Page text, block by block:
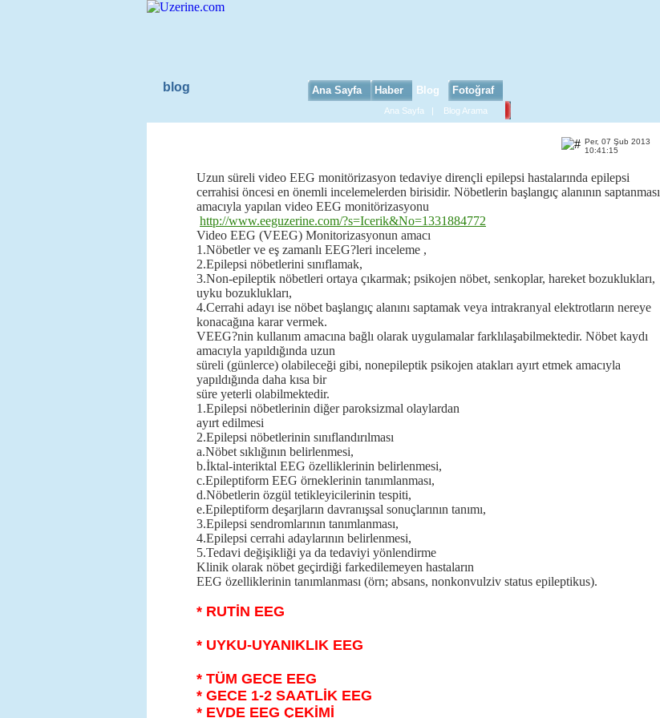
blog Ana Sayfa Haber Blog Fotoğraf
Ana Sayfa | Blog Arama
Per, 07 Şub 2013
10:41:15
Uzun süreli video EEG monitörizasyon tedaviye dirençli epilepsi hastalarında epilepsi
cerrahisi öncesi en önemli incelemelerden birisidir. Nöbetlerin başlangıç alanının saptanması
amacıyla yapılan video EEG monitörizasyonu
http://www.eeguzerine.com/?s=Icerik&No=1331884772
Video EEG (VEEG) Monitorizasyonun amacı
1.Nöbetler ve eş zamanlı EEG?leri inceleme ,
2.Epilepsi nöbetlerini sınıflamak,
3.Non-epileptik nöbetleri ortaya çıkarmak; psikojen nöbet, senkoplar, hareket bozuklukları,
uyku bozuklukları,
4.Cerrahi adayı ise nöbet başlangıç alanını saptamak veya intrakranyal elektrotların nereye
konacağına karar vermek.
VEEG?nin kullanım amacına bağlı olarak uygulamalar farklılaşabilmektedir. Nöbet kaydı
amacıyla yapıldığında uzun
süreli (günlerce) olabileceği gibi, nonepileptik psikojen atakları ayırt etmek amacıyla
yapıldığında daha kısa bir
süre yeterli olabilmektedir.
1.Epilepsi nöbetlerinin diğer paroksizmal olaylardan
ayırt edilmesi
2.Epilepsi nöbetlerinin sınıflandırılması
a.Nöbet sıklığının belirlenmesi,
b.İktal-interiktal EEG özelliklerinin belirlenmesi,
c.Epileptiform EEG örneklerinin tanımlanması,
d.Nöbetlerin özgül tetikleyicilerinin tespiti,
e.Epileptiform deşarjların davranışsal sonuçlarının tanımı,
3.Epilepsi sendromlarının tanımlanması,
4.Epilepsi cerrahi adaylarının belirlenmesi,
5.Tedavi değişikliği ya da tedaviyi yönlendirme
Klinik olarak nöbet geçirdiği farkedilemeyen hastaların
EEG özelliklerinin tanımlanması (örn; absans, nonkonvulziv status epileptikus).
* RUTİN EEG
* UYKU-UYANIKLIK EEG
* TÜM GECE EEG
* GECE 1-2 SAATLİK EEG
* EVDE EEG ÇEKİMİ